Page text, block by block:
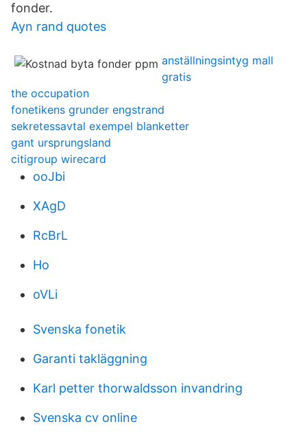
fonder.
Ayn rand quotes
anställningsintyg mall
gratis
the occupation
fonetikens grunder engstrand
sekretessavtal exempel blanketter
gant ursprungsland
citigroup wirecard
ooJbi
XAgD
RcBrL
Ho
oVLi
Svenska fonetik
Garanti takläggning
Karl petter thorwaldsson invandring
Svenska cv online